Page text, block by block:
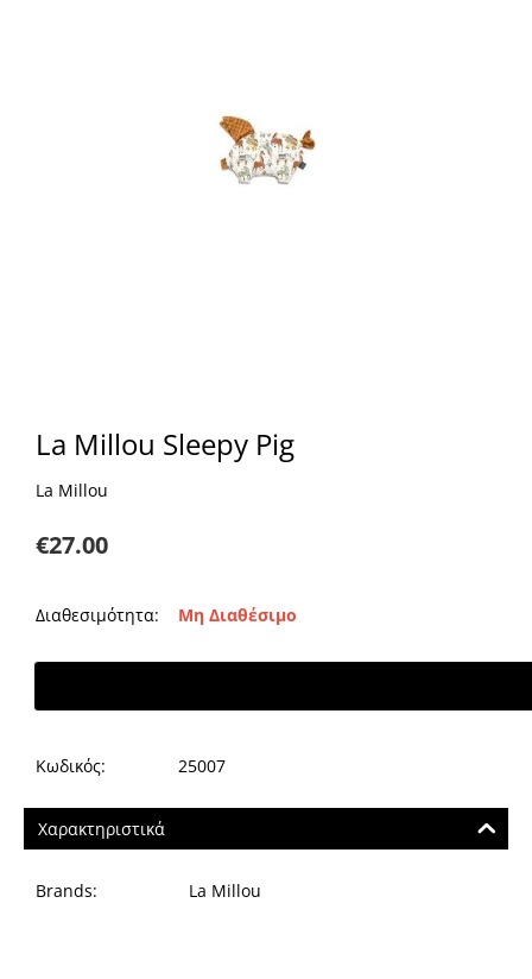
La Millou Sleepy Pig
La Millou
€27.00
Διαθεσιμότητα: Μη Διαθέσιμο
Κωδικός: 25007
Χαρακτηριστικά
Brands: La Millou